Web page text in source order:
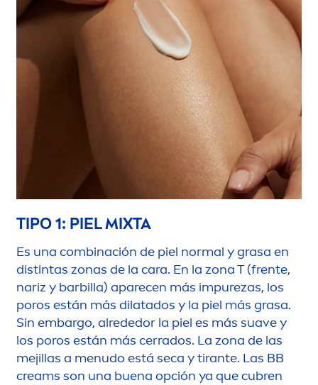
TIPO 1: PIEL MIXTA
Es una combinación de piel normal y grasa en
distintas zonas de la cara. En la zona T (frente,
nariz y barbilla) aparecen más impurezas, los
poros están más dilatados y la piel más grasa.
Sin embargo, alrededor la piel es más suave y
los poros están más cerrados. La zona de las
mejillas a menudo está seca y tirante. Las BB
creams son una buena opción ya que cubren